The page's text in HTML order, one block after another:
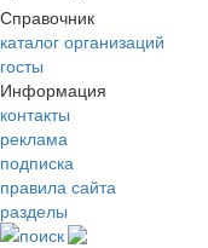
Справочник
каталог организаций
госты
Информация
контакты
реклама
подписка
правила сайта
разделы
поиск